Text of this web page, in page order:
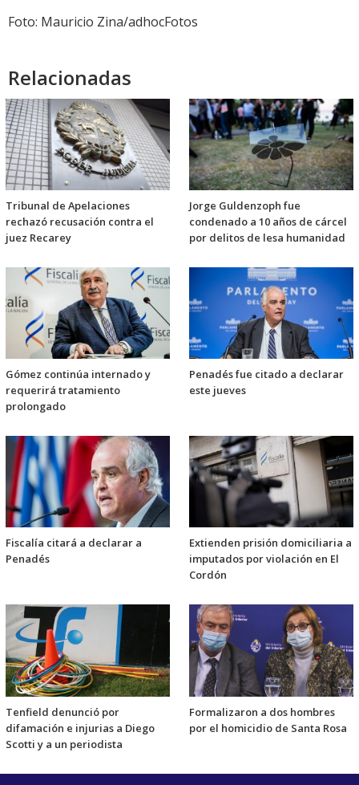
Foto: Mauricio Zina/adhocFotos
Relacionadas
Tribunal de Apelaciones
rechazó recusación contra el
juez Recarey
Jorge Guldenzoph fue
condenado a 10 años de cárcel
por delitos de lesa humanidad
Gómez continúa internado y
requerirá tratamiento
prolongado
Penadés fue citado a declarar
este jueves
Fiscalía citará a declarar a
Penadés
Extienden prisión domiciliaria a
imputados por violación en El
Cordón
Tenfield denunció por
difamación e injurias a Diego
Scotti y a un periodista
Formalizaron a dos hombres
por el homicidio de Santa Rosa